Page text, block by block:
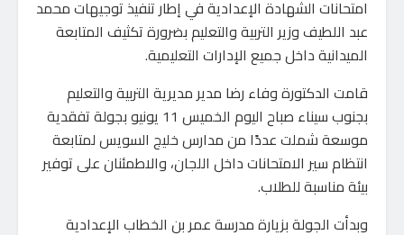
امتحانات الشهادة الإعدادية في إطار تنفيذ توجيهات محمد
عبد اللطيف وزير التربية والتعليم بضرورة تكثيف المتابعة
الميدانية داخل جميع الإدارات التعليمية.
قامت الدكتورة وفاء رضا مدير مديرية التربية والتعليم
بجنوب سيناء صباح اليوم الخميس 11 يونيو بجولة تفقدية
موسعة شملت عددًا من مدارس خليج السويس لمتابعة
انتظام سير الامتحانات داخل اللجان، والاطمئنان على توفير
بيئة مناسبة للطلاب.
وبدأت الجولة بزيارة مدرسة عمر بن الخطاب الإعدادية